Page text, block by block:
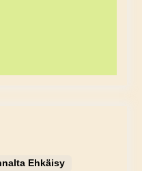
Ehkäisy